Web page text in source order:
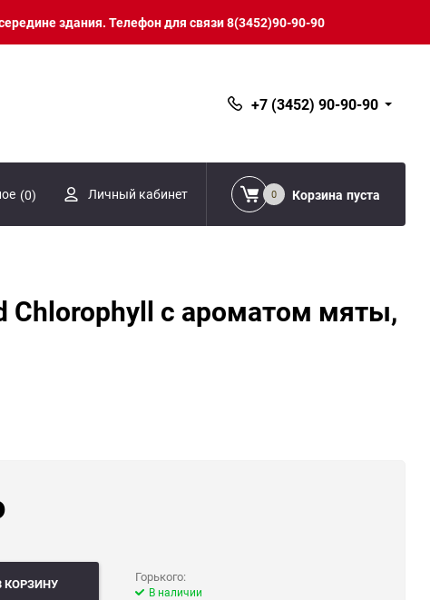
здания. Телефон для связи 8(3452)90-90-90
+7 (3452) 90-90-90
(0) Личный кабинет 0 Корзина пуста
Chlorophyll c ароматом мяты,
КОРЗИНУ Горького:
В наличии